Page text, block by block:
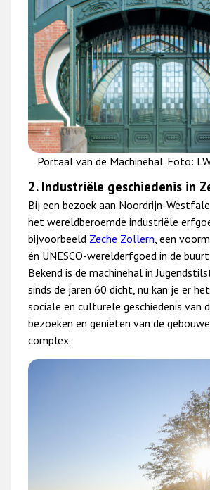
Portaal van de Machinehal. Foto:
2. Industriële geschiedenis in
Bij een bezoek aan Noordrijn-
het wereldberoemde industriële
bijvoorbeeld Zeche Zollern, een
én UNESCO-werelderfgoed in de
Bekend is de machinehal in
sinds de jaren 60 dicht, nu kan je er
sociale en culturele geschiedenis van
bezoeken en genieten van de
complex.